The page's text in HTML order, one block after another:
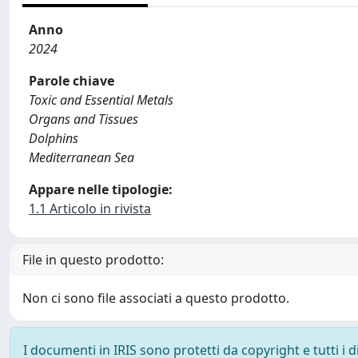
Anno
2024
Parole chiave
Toxic and Essential Metals
Organs and Tissues
Dolphins
Mediterranean Sea
Appare nelle tipologie:
1.1 Articolo in rivista
File in questo prodotto:
Non ci sono file associati a questo prodotto.
I documenti in IRIS sono protetti da copyright e tutti i